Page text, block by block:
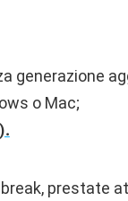
generazione
o Mac;
prestate